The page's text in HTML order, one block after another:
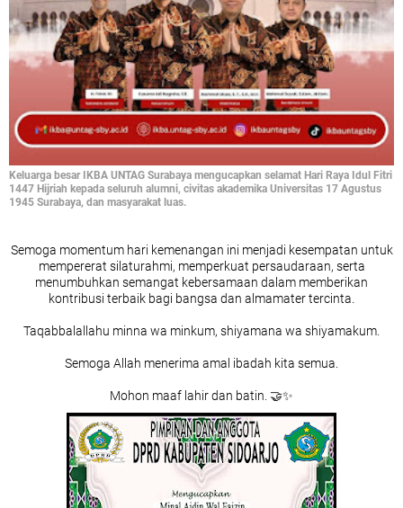
Keluarga besar IKBA UNTAG Surabaya mengucapkan selamat Hari Raya Idul Fitri
1447 Hijriah kepada seluruh alumni, civitas akademika Universitas 17 Agustus
1945 Surabaya, dan masyarakat luas.
Semoga momentum hari kemenangan ini menjadi kesempatan untuk
mempererat silaturahmi, memperkuat persaudaraan, serta
menumbuhkan semangat kebersamaan dalam memberikan
kontribusi terbaik bagi bangsa dan almamater tercinta.
Taqabbalallahu minna wa minkum, shiyamana wa shiyamakum.
Semoga Allah menerima amal ibadah kita semua.
Mohon maaf lahir dan batin. 🤝✨